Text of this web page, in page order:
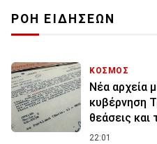
ΡΟΗ ΕΙΔΗΣΕΩΝ
ΚΟΣΜΟΣ
Νέα αρχεία
κυβέρνηση
θεάσεις και
22:01